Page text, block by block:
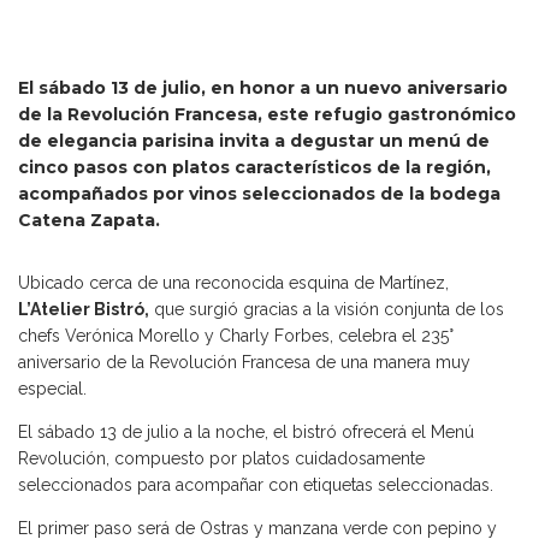
El sábado 13 de julio, en honor a un nuevo aniversario
de la Revolución Francesa, este refugio gastronómico
de elegancia parisina invita a degustar un menú de
cinco pasos con platos característicos de la región,
acompañados por vinos seleccionados de la bodega
Catena Zapata.
Ubicado cerca de una reconocida esquina de Martínez,
L’Atelier Bistró, que surgió gracias a la visión conjunta de los
chefs Verónica Morello y Charly Forbes, celebra el 235°
aniversario de la Revolución Francesa de una manera muy
especial.
El sábado 13 de julio a la noche, el bistró ofrecerá el Menú
Revolución, compuesto por platos cuidadosamente
seleccionados para acompañar con etiquetas seleccionadas.
El primer paso será de Ostras y manzana verde con pepino y